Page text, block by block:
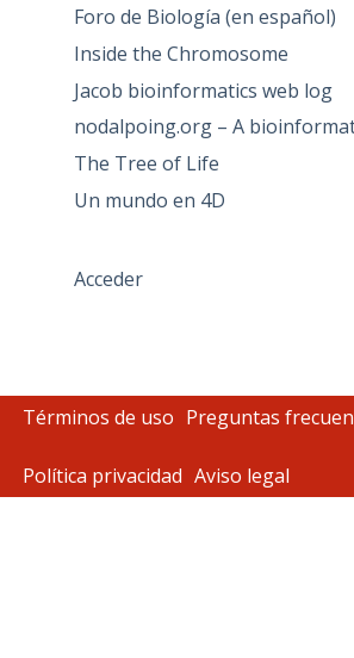
Foro de Biología (en español)
Inside the Chromosome
Jacob bioinformatics web log
nodalpoing.org – A
The Tree of Life
Un mundo en 4D
Acceder
Términos de uso Preguntas
Política privacidad Aviso legal